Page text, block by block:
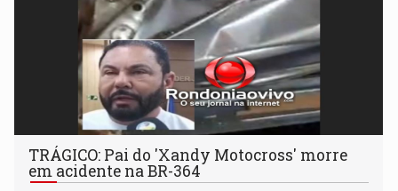
TRÁGICO: Pai do 'Xandy Motocross' morre
em acidente na BR-364